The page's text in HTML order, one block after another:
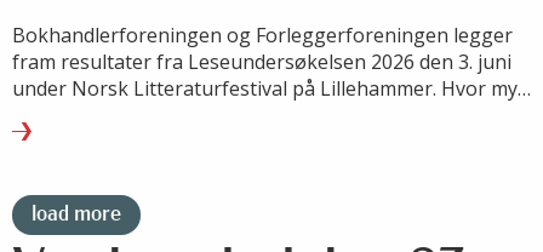
Bokhandlerforeningen og Forleggerforeningen legger
fram resultater fra Leseundersøkelsen 2026 den 3. juni
under Norsk Litteraturfestival på Lillehammer. Hvor mye
seg?
load more